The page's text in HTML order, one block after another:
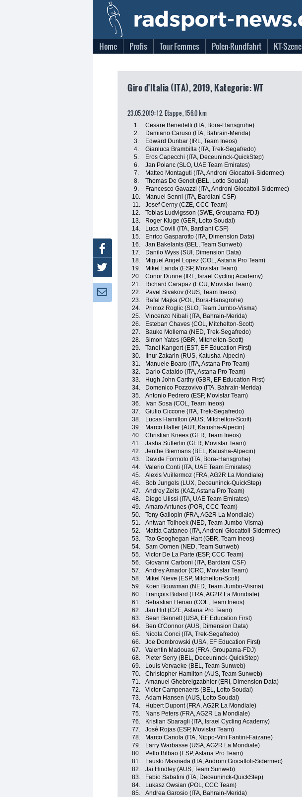
Home Profis Tour Femmes Polen-Rundfahrt KT-Szene
Giro d'Italia (ITA), 2019, Kategorie: WT
23.05.2019: 12. Etappe , 156.0 km
1. Cesare Benedetti (ITA, Bora-Hansgrohe)
2.
Damiano Caruso (ITA, Bahrain-Merida)
3.
Edward Dunbar (IRL, Team Ineos)
4.
Gianluca Brambilla (ITA, Trek-Segafredo)
5.
Eros Capecchi (ITA, Deceuninck-QuickStep)
6.
Jan Polanc (SLO, UAE Team Emirates)
7.
Matteo Montaguti (ITA, Androni Giocattoli-Sidermec)
8.
Thomas De Gendt (BEL, Lotto Soudal)
9.
Francesco Gavazzi (ITA, Androni Giocattoli-Sidermec)
10.
Manuel Senni (ITA, Bardiani CSF)
11.
Josef Cerny (CZE, CCC Team)
12.
Tobias Ludvigsson (SWE, Groupama-FDJ)
13.
Roger Kluge (GER, Lotto Soudal)
14.
Luca Covili (ITA, Bardiani CSF)
15.
Enrico Gasparotto (ITA, Dimension Data)
16.
Jan Bakelants (BEL, Team Sunweb)
17.
Danilo Wyss (SUI, Dimension Data)
18.
Miguel Angel Lopez (COL, Astana Pro Team)
19.
Mikel Landa (ESP, Movistar Team)
20.
Conor Dunne (IRL, Israel Cycling Academy)
21.
Richard Carapaz (ECU, Movistar Team)
22.
Pavel Sivakov (RUS, Team Ineos)
23.
Rafal Majka (POL, Bora-Hansgrohe)
24.
Primoz Roglic (SLO, Team Jumbo-Visma)
25.
Vincenzo Nibali (ITA, Bahrain-Merida)
26.
Esteban Chaves (COL, Mitchelton-Scott)
27.
Bauke Mollema (NED, Trek-Segafredo)
28.
Simon Yates (GBR, Mitchelton-Scott)
29.
Tanel Kangert (EST, EF Education First)
30.
Ilnur Zakarin (RUS, Katusha-Alpecin)
31.
Manuele Boaro (ITA, Astana Pro Team)
32.
Dario Cataldo (ITA, Astana Pro Team)
33.
Hugh John Carthy (GBR, EF Education First)
34.
Domenico Pozzovivo (ITA, Bahrain-Merida)
35.
Antonio Pedrero (ESP, Movistar Team)
36.
Ivan Sosa (COL, Team Ineos)
37.
Giulio Ciccone (ITA, Trek-Segafredo)
38.
Lucas Hamilton (AUS, Mitchelton-Scott)
39.
Marco Haller (AUT, Katusha-Alpecin)
40.
Christian Knees (GER, Team Ineos)
41.
Jasha Sütterlin (GER, Movistar Team)
42.
Jenthe Biermans (BEL, Katusha-Alpecin)
43.
Davide Formolo (ITA, Bora-Hansgrohe)
44.
Valerio Conti (ITA, UAE Team Emirates)
45.
Alexis Vuillermoz (FRA, AG2R La Mondiale)
46.
Bob Jungels (LUX, Deceuninck-QuickStep)
47.
Andrey Zeits (KAZ, Astana Pro Team)
48.
Diego Ulissi (ITA, UAE Team Emirates)
49.
Amaro Antunes (POR, CCC Team)
50.
Tony Gallopin (FRA, AG2R La Mondiale)
51.
Antwan Tolhoek (NED, Team Jumbo-Visma)
52.
Mattia Cattaneo (ITA, Androni Giocattoli-Sidermec)
53.
Tao Geoghegan Hart (GBR, Team Ineos)
54.
Sam Oomen (NED, Team Sunweb)
55.
Victor De La Parte (ESP, CCC Team)
56.
Giovanni Carboni (ITA, Bardiani CSF)
57.
Andrey Amador (CRC, Movistar Team)
58.
Mikel Nieve (ESP, Mitchelton-Scott)
59.
Koen Bouwman (NED, Team Jumbo-Visma)
60.
François Bidard (FRA, AG2R La Mondiale)
61.
Sebastian Henao (COL, Team Ineos)
62.
Jan Hirt (CZE, Astana Pro Team)
63.
Sean Bennett (USA, EF Education First)
64.
Ben O'Connor (AUS, Dimension Data)
65.
Nicola Conci (ITA, Trek-Segafredo)
66.
Joe Dombrowski (USA, EF Education First)
67.
Valentin Madouas (FRA, Groupama-FDJ)
68.
Pieter Serry (BEL, Deceuninck-QuickStep)
69.
Louis Vervaeke (BEL, Team Sunweb)
70.
Christopher Hamilton (AUS, Team Sunweb)
71.
Amanuel Ghebreigzabhier (ERI, Dimension Data)
72.
Victor Campenaerts (BEL, Lotto Soudal)
73.
Adam Hansen (AUS, Lotto Soudal)
74.
Hubert Dupont (FRA, AG2R La Mondiale)
75.
Nans Peters (FRA, AG2R La Mondiale)
76.
Kristian Sbaragli (ITA, Israel Cycling Academy)
77.
José Rojas (ESP, Movistar Team)
78.
Marco Canola (ITA, Nippo-Vini Fantini-Faizane)
79.
Larry Warbasse (USA, AG2R La Mondiale)
80.
Pello Bilbao (ESP, Astana Pro Team)
81.
Fausto Masnada (ITA, Androni Giocattoli-Sidermec)
82.
Jai Hindley (AUS, Team Sunweb)
83.
Fabio Sabatini (ITA, Deceuninck-QuickStep)
84.
Lukasz Owsian (POL, CCC Team)
85.
Andrea Garosio (ITA, Bahrain-Merida)
Facebook
Twitter
Newsletter: